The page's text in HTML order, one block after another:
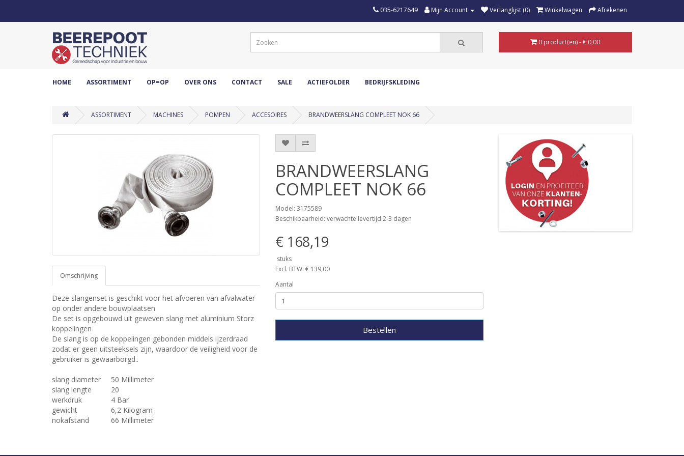
035-6217649 Mijn Account Verlanglijst (0) Winkelwagen Afrekenen
0 product(en) - € 0,00
HOME ASSORTIMENT OP=OP OVER ONS CONTACT SALE ACTIEFOLDER BEDRIJFSKLEDING
ASSORTIMENT MACHINES POMPEN ACCESOIRES BRANDWEERSLANG COMPLEET NOK 66
Omschrijving
Deze slangenset is geschikt voor het afvoeren van afvalwater
op onder andere bouwplaatsen
De set is opgebouwd uit geweven slang met aluminium Storz
koppelingen
De slang is op de koppelingen gebonden middels ijzerdraad
zodat er geen uitsteeksels zijn, waardoor de veiligheid voor de
gebruiker is gewaarborgd..
slang diameter
50 Millimeter
slang lengte
20
werkdruk
4 Bar
gewicht
6,2 Kilogram
nokafstand
66 Millimeter
BRANDWEERSLANG
COMPLEET NOK 66
Model: 3175589
Beschikbaarheid: verwachte levertijd 2-3 dagen
€ 168,19
stuks
Excl. BTW: € 139,00
Aantal
Bestellen